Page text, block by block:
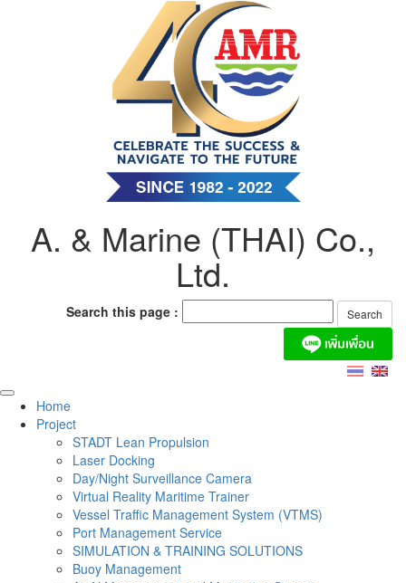
A. & Marine (THAI) Co.,
Ltd.
Search this page :
Home
Project
STADT Lean Propulsion
Laser Docking
Day/Night Surveillance Camera
Virtual Reality Maritime Trainer
Vessel Traffic Management System (VTMS)
Port Management Service
SIMULATION & TRAINING SOLUTIONS
Buoy Management